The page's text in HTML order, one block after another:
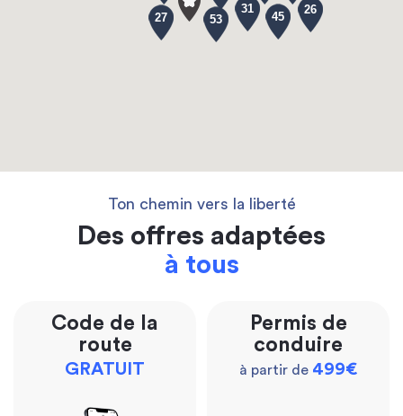
26
53 45
31
27
Ton chemin vers la liberté
Des offres adaptées
à tous
Code de la
route
GRATUIT
Permis de
conduire
à partir de 499€